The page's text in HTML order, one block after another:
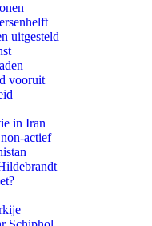
uitgesteld
vooruit
in Iran
actief